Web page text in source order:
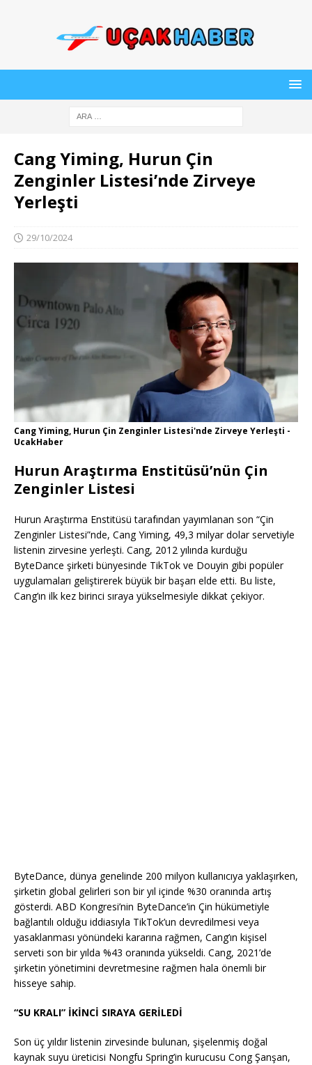
Cang Yiming, Hurun Çin
Zenginler Listesi’nde Zirveye
Yerleşti
29/10/2024
Cang Yiming, Hurun Çin Zenginler Listesi'nde Zirveye Yerleşti -
UcakHaber
Hurun Araştırma Enstitüsü’nün Çin
Zenginler Listesi
Hurun Araştırma Enstitüsü tarafından yayımlanan son “Çin
Zenginler Listesi”nde, Cang Yiming, 49,3 milyar dolar servetiyle
listenin zirvesine yerleşti. Cang, 2012 yılında kurduğu
ByteDance şirketi bünyesinde TikTok ve Douyin gibi popüler
uygulamaları geliştirerek büyük bir başarı elde etti. Bu liste,
Cang’ın ilk kez birinci sıraya yükselmesiyle dikkat çekiyor.
ByteDance, dünya genelinde 200 milyon kullanıcıya yaklaşırken,
şirketin global gelirleri son bir yıl içinde %30 oranında artış
gösterdi. ABD Kongresi’nin ByteDance’in Çin hükümetiyle
bağlantılı olduğu iddiasıyla TikTok’un devredilmesi veya
yasaklanması yönündeki kararına rağmen, Cang’ın kişisel
serveti son bir yılda %43 oranında yükseldi. Cang, 2021’de
şirketin yönetimini devretmesine rağmen hala önemli bir
hisseye sahip.
“SU KRALI” İKİNCİ SIRAYA GERİLEDİ
Son üç yıldır listenin zirvesinde bulunan, şişelenmiş doğal
kaynak suyu üreticisi Nongfu Spring’in kurucusu Cong Şanşan,